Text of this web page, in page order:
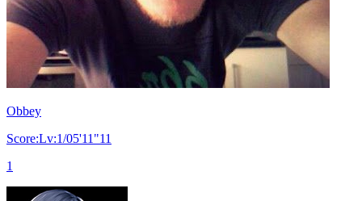
Obbey
Score:Lv:1/05'11"11
1